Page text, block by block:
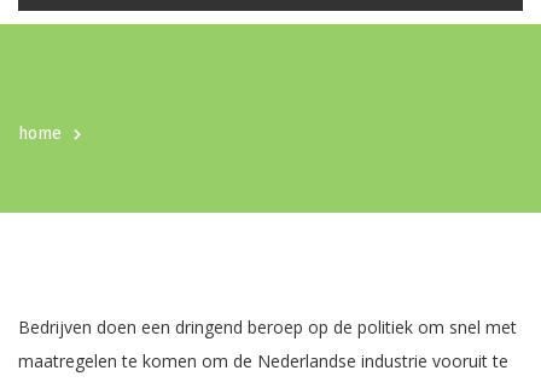
home
Bedrijven doen een dringend beroep op de politiek om snel met
maatregelen te komen om de Nederlandse industrie vooruit te